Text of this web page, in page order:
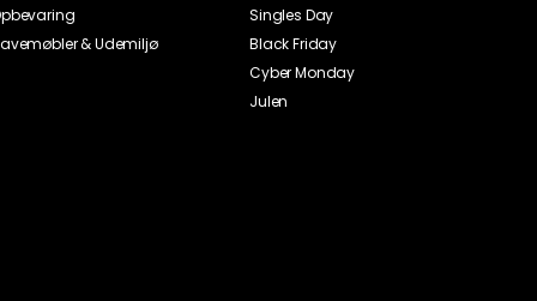
& Udemiljø
Singles Day
Black Friday
Cyber Monday
Julen